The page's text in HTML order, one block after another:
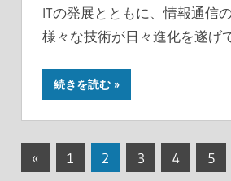
ITの発展とともに、情報通信
様々な技術が日々進化を遂げ
続きを読む
投
« 1 2 3 4 5